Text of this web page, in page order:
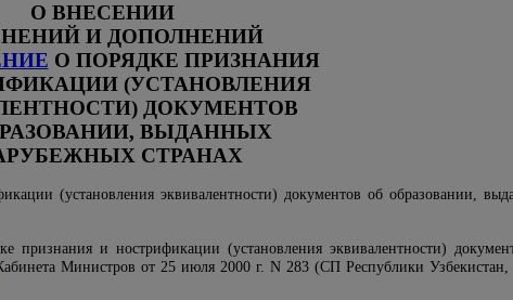
О ВНЕСЕНИИ
И ДОПОЛНЕНИЙ
О ПОРЯДКЕ ПРИЗНАНИЯ
(УСТАНОВЛЕНИЯ
ДОКУМЕНТОВ
ВЫДАННЫХ
СТРАНАХ
(установления эквивалентности) документов об образовании,
признания и нострификации (установления эквивалентности)
Министров от 25 июля 2000 г. N 283 (СП Республики